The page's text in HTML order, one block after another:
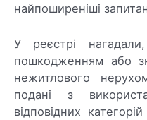
найпоширеніші
У реєстрі
пошкодженням або
нежитлового
подані з
відповідних